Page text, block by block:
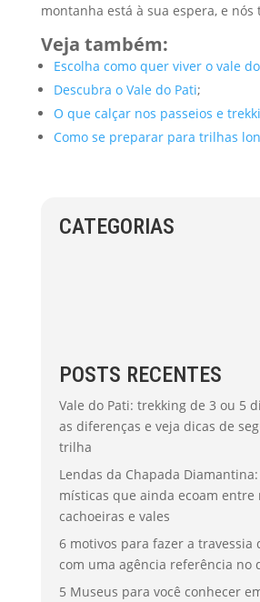
montanha está à sua espera, e nós
Veja também:
Escolha como quer viver o vale
Descubra o Vale do Pati;
O que calçar nos passeios e
Como se preparar para trilhas
CATEGORIAS
POSTS RECENTES
Vale do Pati: trekking de 3 ou 5
as diferenças e veja dicas de
trilha
Lendas da Chapada
místicas que ainda ecoam entre
cachoeiras e vales
6 motivos para fazer a travessia
com uma agência referência no
5 Museus para você conhecer